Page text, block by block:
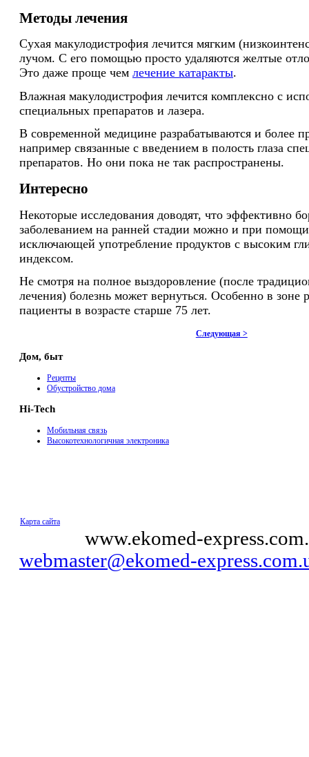
Методы лечения
Сухая макулодистрофия лечится мягким
лучом. С его помощью просто удаляются желтые
Это даже проще чем лечение катаракты.
Влажная макулодистрофия лечится комплексно с
специальных препаратов и лазера.
В современной медицине разрабатываются и более
например связанные с введением в полость глаза
препаратов. Но они пока не так распространены.
Интересно
Некоторые исследования доводят, что эффективно
заболеванием на ранней стадии можно и при
исключающей употребление продуктов с высоким
индексом.
Не смотря на полное выздоровление (после
лечения) болезнь может вернуться. Особенно в зоне
пациенты в возрасте старше 75 лет.
Следующая >
Дом, быт
Рецепты
Обустройство дома
Hi-Tech
Мобильная связь
Высокотехнологичная электроника
Карта сайта
www.ekomed-
webmaster@ekomed-